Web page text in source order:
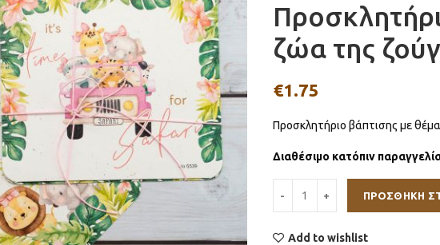
ζώα της
€1.75
Προσκλητήριο βάπτισης με
Διαθέσιμο κατόπιν
ΠΡΟΣΘΉΚΗ
Add to wishlist